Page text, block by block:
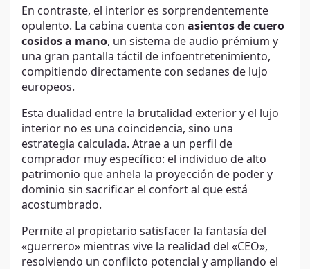
En contraste, el interior es sorprendentemente
opulento. La cabina cuenta con asientos de cuero
cosidos a mano, un sistema de audio prémium y
una gran pantalla táctil de infoentretenimiento,
compitiendo directamente con sedanes de lujo
europeos.
Esta dualidad entre la brutalidad exterior y el lujo
interior no es una coincidencia, sino una
estrategia calculada. Atrae a un perfil de
comprador muy específico: el individuo de alto
patrimonio que anhela la proyección de poder y
dominio sin sacrificar el confort al que está
acostumbrado.
Permite al propietario satisfacer la fantasía del
«guerrero» mientras vive la realidad del «CEO»,
resolviendo un conflicto potencial y ampliando el